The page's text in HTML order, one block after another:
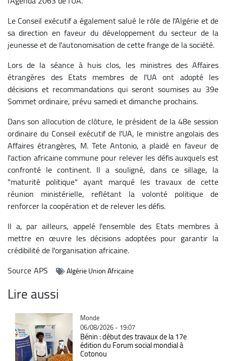
Le Conseil exécutif a également salué le rôle de l'Algérie et de
sa direction en faveur du développement du secteur de la
jeunesse et de l'autonomisation de cette frange de la société.
Lors de la séance à huis clos, les ministres des Affaires
étrangères des Etats membres de l'UA ont adopté les
décisions et recommandations qui seront soumises au 39e
Sommet ordinaire, prévu samedi et dimanche prochains.
Dans son allocution de clôture, le président de la 48e session
ordinaire du Conseil exécutif de l'UA, le ministre angolais des
Affaires étrangères, M. Tete Antonio, a plaidé en faveur de
l'action africaine commune pour relever les défis auxquels est
confronté le continent. Il a souligné, dans ce sillage, la
"maturité politique" ayant marqué les travaux de cette
réunion ministérielle, reflétant la volonté politique de
renforcer la coopération et de relever les défis.
Il a, par ailleurs, appelé l'ensemble des Etats membres à
mettre en œuvre les décisions adoptées pour garantir la
crédibilité de l'organisation africaine.
SourceAPS Algérie Union Africaine
Lire aussi
Catégorie
Monde
06/08/2026 - 19:07
Bénin : début des travaux de la 17e
édition du Forum social mondial à
Cotonou